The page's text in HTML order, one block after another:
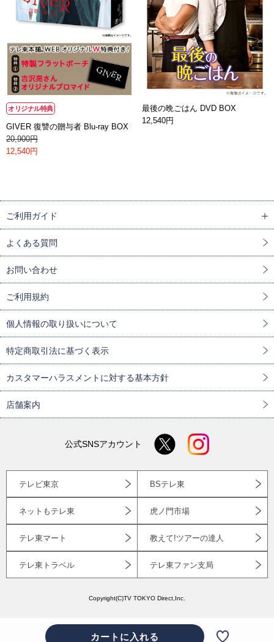
オリジナル特典
GIVER 復讐の贈与者 Blu-ray BOX
20,900円
12,540円
最後の晩ごはん DVD BOX
12,540円
ご利用ガイド
よくある質問
お問い合わせ
ご利用規約
個人情報の取り扱いについて
特定商取引法に基づく表示
カスタマーハラスメントに対する基本方針
店舗案内
公式SNSアカウント
テレビ東京 BSテレ東
ネットもテレ東 虎ノ門市場
テレ東マート 教えて!ツアーの達人
テレ東トラベル テレ東ファン支局
Copyright(C)TV TOKYO Direct,Inc.